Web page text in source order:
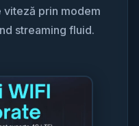
viteză prin modem
streaming fluid.